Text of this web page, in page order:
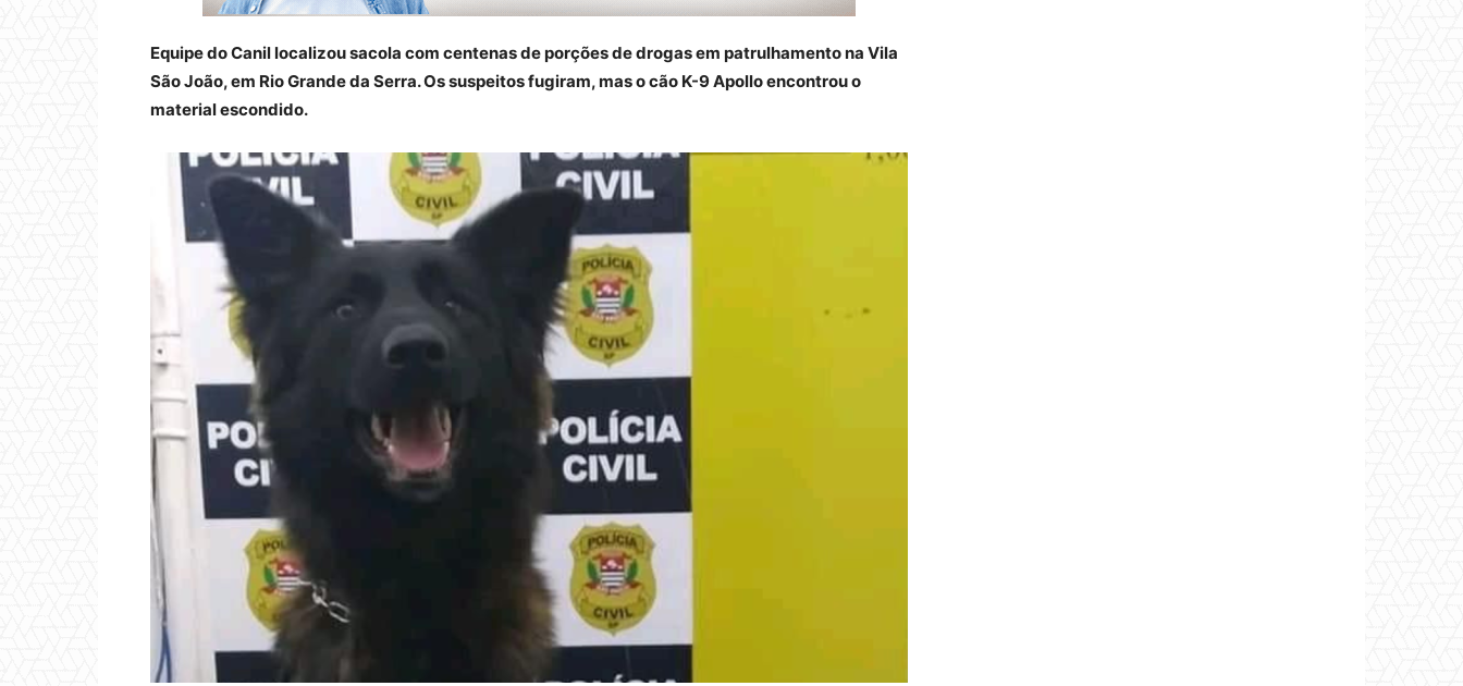
Equipe do Canil localizou sacola com centenas de porções de drogas em patrulhamento na Vila
São João, em Rio Grande da Serra. Os suspeitos fugiram, mas o cão K-9 Apollo encontrou o
material escondido.